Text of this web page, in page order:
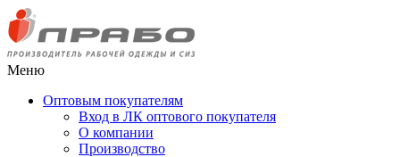
Меню
Оптовым покупателям
Вход в ЛК оптового покупателя
О компании
Производство